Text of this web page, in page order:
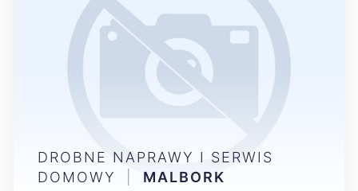
DROBNE NAPRAWY I SERWIS
DOMOWY
MALBORK